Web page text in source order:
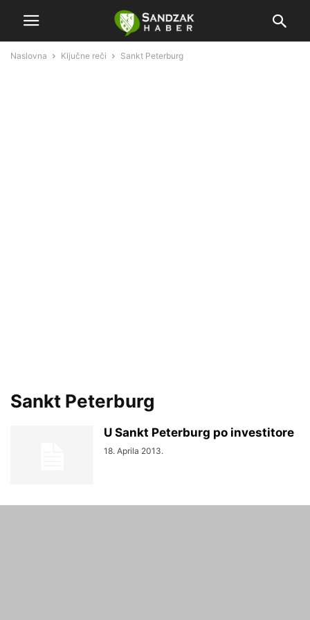
Naslovna Ključne reči Sankt Peterburg
Sankt Peterburg
U Sankt Peterburg po investitore
18. Aprila 2013.